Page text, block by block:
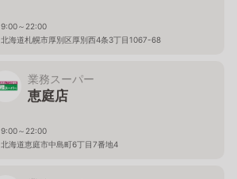
9:00～22:00
北海道札幌市厚別区厚別西4条3丁目1067-68
業務スーパー
恵庭店
9:00～22:00
北海道恵庭市中島町6丁目7番地4